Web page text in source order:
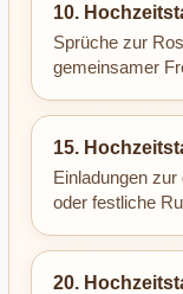
10.
Sprüche zur
gemeinsamer
15.
Einladungen
oder festliche
20.